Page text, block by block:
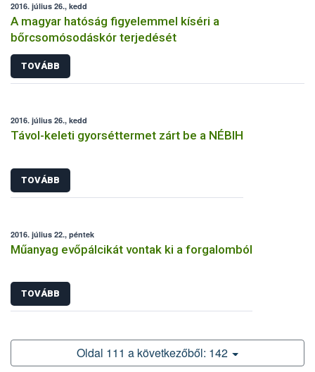
2016. július 26., kedd
A magyar hatóság figyelemmel kíséri a
bőrcsomósodáskór terjedését
TOVÁBB
2016. július 26., kedd
Távol-keleti gyorséttermet zárt be a NÉBIH
TOVÁBB
2016. július 22., péntek
Műanyag evőpálcikát vontak ki a forgalomból
TOVÁBB
Oldal 111 a következőből: 142